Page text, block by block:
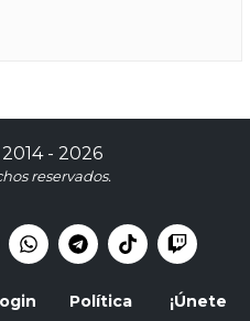
- 2026
reservados.
Política ¡Únete